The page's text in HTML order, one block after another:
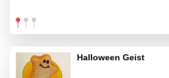
Halloween Geist